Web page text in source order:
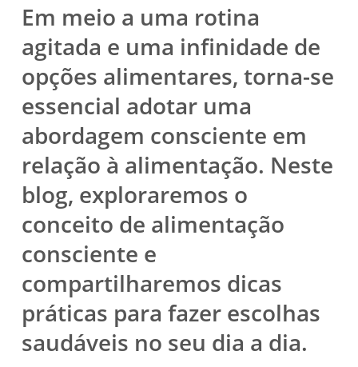
Em meio a uma rotina
agitada e uma infinidade de
opções alimentares, torna-se
essencial adotar uma
abordagem consciente em
relação à alimentação. Neste
blog, exploraremos o
conceito de alimentação
consciente e
compartilharemos dicas
práticas para fazer escolhas
saudáveis no seu dia a dia.